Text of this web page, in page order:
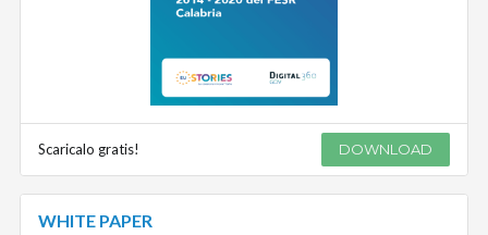
Scaricalo gratis! DOWNLOAD
WHITE PAPER